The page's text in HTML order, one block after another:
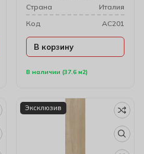
В наличии (37.6 м2)
Cтрана
Италия
Код
AC201
В корзину
Эксклюзив